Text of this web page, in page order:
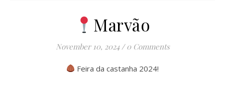
Marvão
November 10, 2024 / 0 Comments
Feira da castanha 2024!